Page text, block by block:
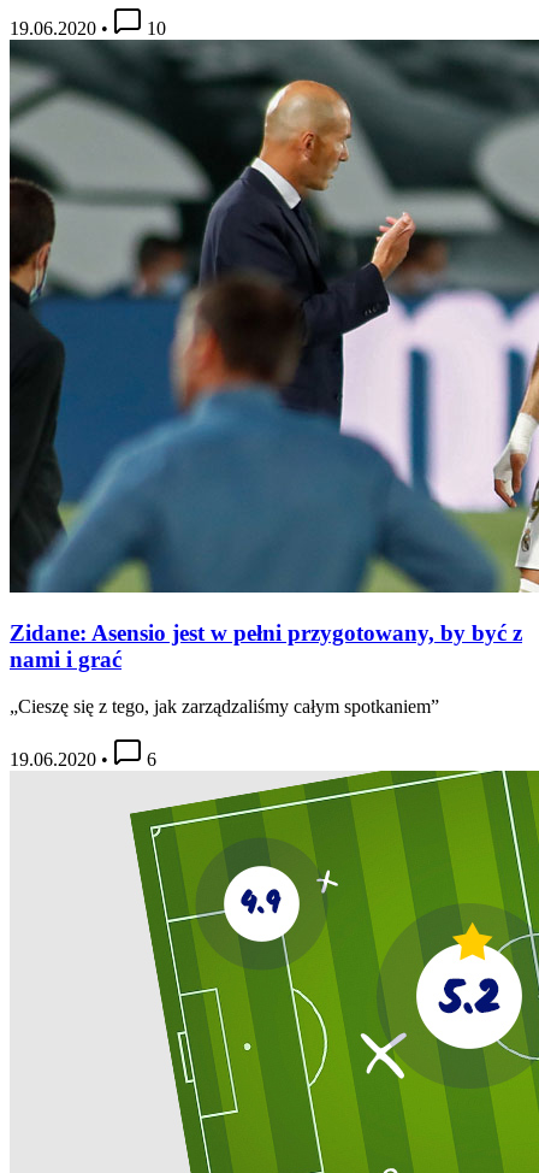
19.06.2020 • 10
Zidane: Asensio jest w pełni przygotowany, by być z
nami i grać
„Cieszę się z tego, jak zarządzaliśmy całym spotkaniem”
19.06.2020 • 6